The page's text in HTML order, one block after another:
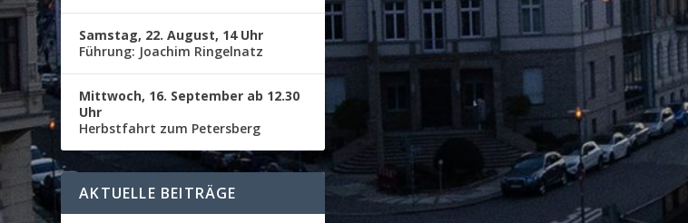
Samstag, 22. August, 14 Uhr
Führung: Joachim Ringelnatz
Mittwoch, 16. September ab 12.30
Uhr
Herbstfahrt zum Petersberg
AKTUELLE BEITRÄGE